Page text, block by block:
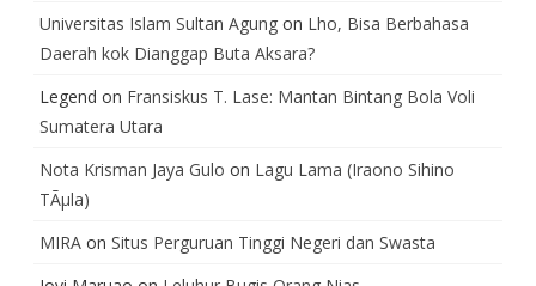
Universitas Islam Sultan Agung on Lho, Bisa Berbahasa
Daerah kok Dianggap Buta Aksara?
Legend on Fransiskus T. Lase: Mantan Bintang Bola Voli
Sumatera Utara
Nota Krisman Jaya Gulo on Lagu Lama (Iraono Sihino
TÃµla)
MIRA on Situs Perguruan Tinggi Negeri dan Swasta